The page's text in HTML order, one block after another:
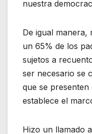
nuestra
De igual manera,
un 65% de los
sujetos a
ser necesario se
que se
establece el
Hizo un llamado